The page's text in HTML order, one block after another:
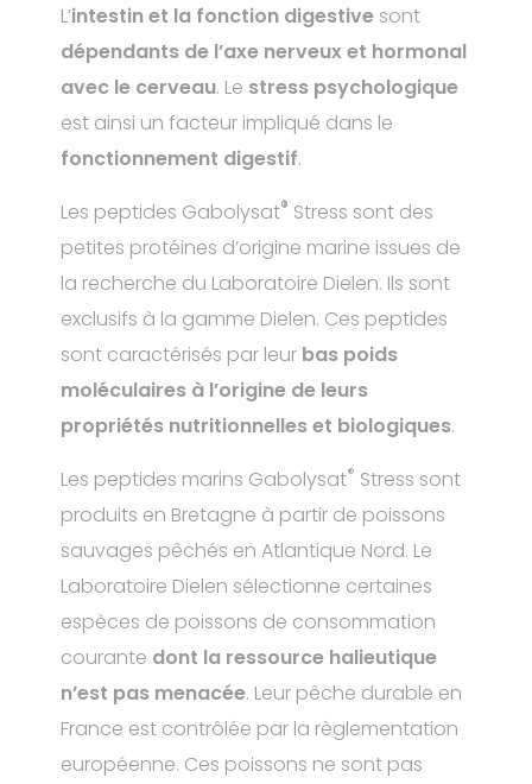
L’intestin et la fonction digestivesont
dépendants de l’axe nerveux et hormonal
avec le cerveau. Le stress psychologique
est ainsi un facteur impliqué dans le
fonctionnement digestif.
Les peptides Gabolysat® Stress sont des
petites protéines d’origine marine issues de
la recherche du Laboratoire Dielen. Ils sont
exclusifs à la gamme Dielen. Ces peptides
sont caractérisés par leur bas poids
moléculaires à l’origine de leurs
propriétés nutritionnelles et biologiques.
Les peptides marins Gabolysat® Stress sont
produits en Bretagne à partir de poissons
sauvages pêchés en Atlantique Nord. Le
Laboratoire Dielen sélectionne certaines
espèces de poissons de consommation
courante dont la ressource halieutique
n’est pas menacée. Leur pêche durable en
France est contrôlée par la règlementation
européenne. Ces poissons ne sont pas